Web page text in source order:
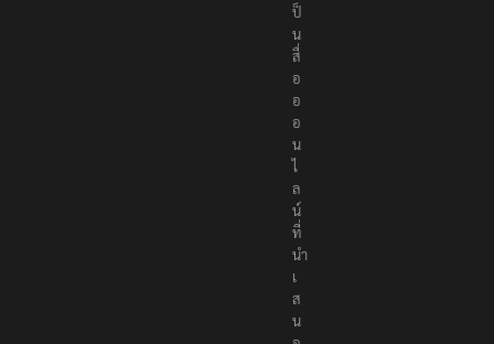
ป็
น
สื่
อ
อ
อ
น
ไ
ล
น์
ที่
นำ
เ
ส
น